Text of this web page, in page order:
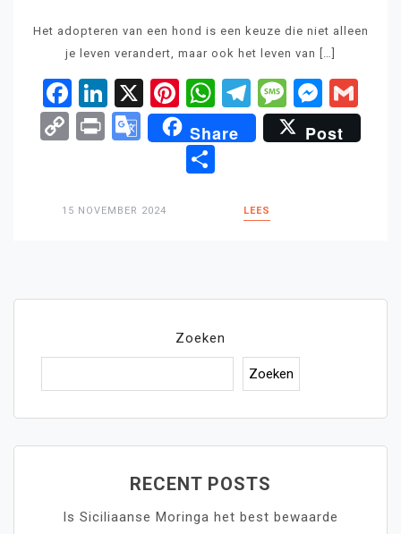
Het adopteren van een hond is een keuze die niet alleen
je leven verandert, maar ook het leven van […]
Facebook
LinkedIn
X Pinterest
WhatsApp
Telegram
CopyPrintGoogle
Translate
Share Post
15 NOVEMBER 2024 LEES
Zoeken
Zoeken
RECENT POSTS
Is Siciliaanse Moringa het best bewaarde